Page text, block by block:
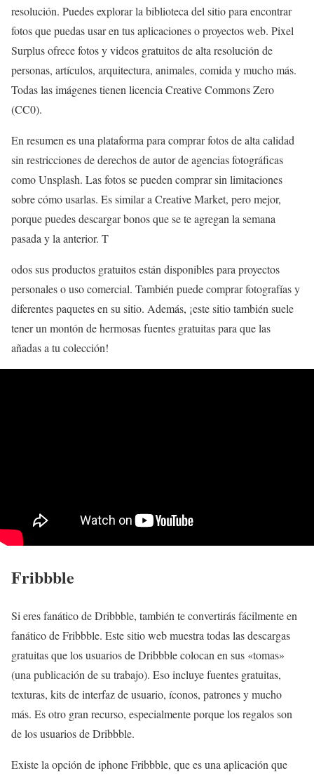
resolución. Puedes explorar la biblioteca del sitio para encontrar
fotos que puedas usar en tus aplicaciones o proyectos web. Pixel
Surplus ofrece fotos y videos gratuitos de alta resolución de
personas, artículos, arquitectura, animales, comida y mucho más.
Todas las imágenes tienen licencia Creative Commons Zero
(CC0).
En resumen es una plataforma para comprar fotos de alta calidad
sin restricciones de derechos de autor de agencias fotográficas
como Unsplash. Las fotos se pueden comprar sin limitaciones
sobre cómo usarlas. Es similar a Creative Market, pero mejor,
porque puedes descargar bonos que se te agregan la semana
pasada y la anterior. T
odos sus productos gratuitos están disponibles para proyectos
personales o uso comercial. También puede comprar fotografías y
diferentes paquetes en su sitio. Además, ¡este sitio también suele
tener un montón de hermosas fuentes gratuitas para que las
añadas a tu colección!
Fribbble
Si eres fanático de Dribbble, también te convertirás fácilmente en
fanático de Fribbble. Este sitio web muestra todas las descargas
gratuitas que los usuarios de Dribbble colocan en sus «tomas»
(una publicación de su trabajo). Eso incluye fuentes gratuitas,
texturas, kits de interfaz de usuario, íconos, patrones y mucho
más. Es otro gran recurso, especialmente porque los regalos son
de los usuarios de Dribbble.
Existe la opción de iphone Fribbble, que es una aplicación que